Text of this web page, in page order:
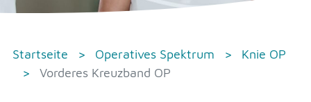
Startseite Operatives Spektrum
Knie OP
Vorderes Kreuzband OP